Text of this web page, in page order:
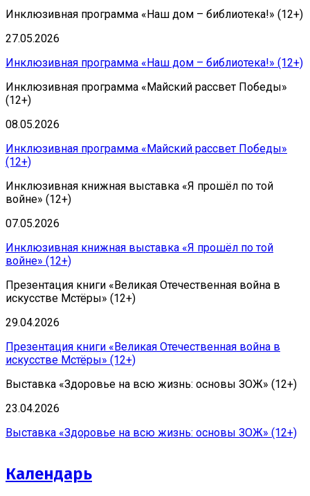
Инклюзивная программа «Наш дом – библиотека!» (12+)
27.05.2026
Инклюзивная программа «Наш дом – библиотека!» (12+)
Инклюзивная программа «Майский рассвет Победы»
(12+)
08.05.2026
Инклюзивная программа «Майский рассвет Победы»
(12+)
Инклюзивная книжная выставка «Я прошёл по той
войне» (12+)
07.05.2026
Инклюзивная книжная выставка «Я прошёл по той
войне» (12+)
Презентация книги «Великая Отечественная война в
искусстве Мстёры» (12+)
29.04.2026
Презентация книги «Великая Отечественная война в
искусстве Мстёры» (12+)
Выставка «Здоровье на всю жизнь: основы ЗОЖ» (12+)
23.04.2026
Выставка «Здоровье на всю жизнь: основы ЗОЖ» (12+)
Календарь